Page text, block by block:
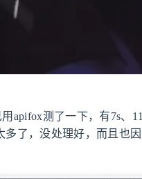
apifox测了一下，有7s、
了，没处理好，而且也